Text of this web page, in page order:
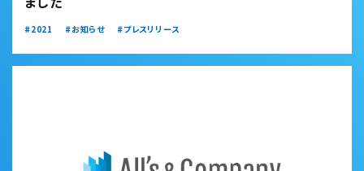
2021 お知らせ プレスリリース